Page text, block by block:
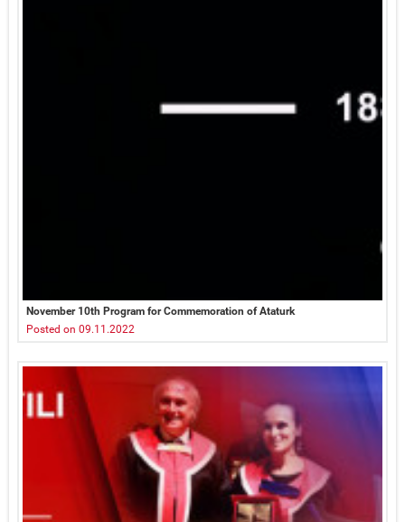
November 10th Program for Commemoration of Ataturk
Posted on 09.11.2022